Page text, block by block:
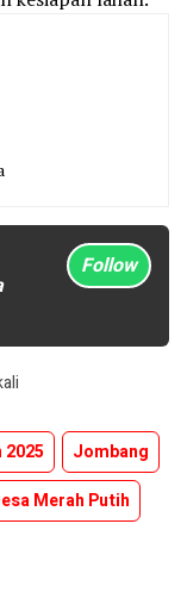
Follow
2025
Jombang
Merah Putih